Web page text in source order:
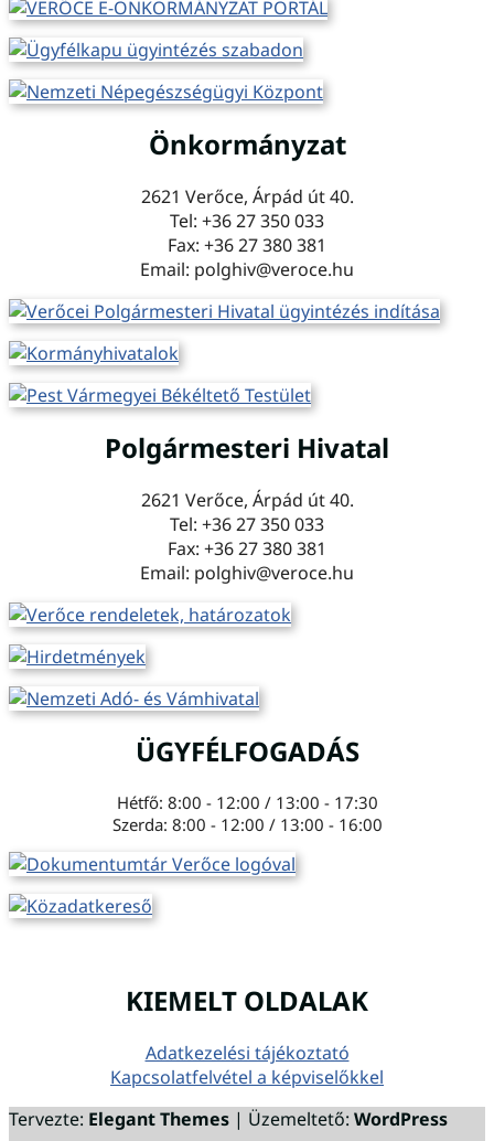
Önkormányzat
2621 Verőce, Árpád út 40.
Tel: +36 27 350 033
Fax: +36 27 380 381
Email: polghiv@veroce.hu
Polgármesteri Hivatal
2621 Verőce, Árpád út 40.
Tel: +36 27 350 033
Fax: +36 27 380 381
Email: polghiv@veroce.hu
ÜGYFÉLFOGADÁS
Hétfő: 8:00 - 12:00 / 13:00 - 17:30
Szerda: 8:00 - 12:00 / 13:00 - 16:00
KIEMELT OLDALAK
Adatkezelési tájékoztató
Kapcsolatfelvétel a képviselőkkel
Tervezte: Elegant Themes | Üzemeltető: WordPress